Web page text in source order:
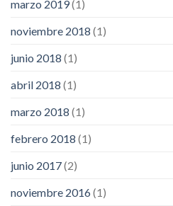
marzo 2019(1)
noviembre 2018 (1)
junio 2018 (1)
abril 2018 (1)
marzo 2018 (1)
febrero 2018 (1)
junio 2017(2)
noviembre 2016(1)